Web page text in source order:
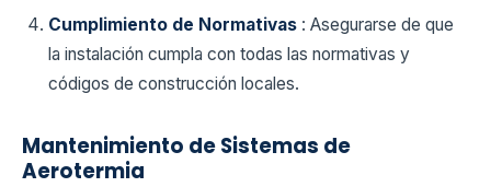
Cumplimiento de Normativas : Asegurarse de que
la instalación cumpla con todas las normativas y
códigos de construcción locales.
Mantenimiento de Sistemas de
Aerotermia